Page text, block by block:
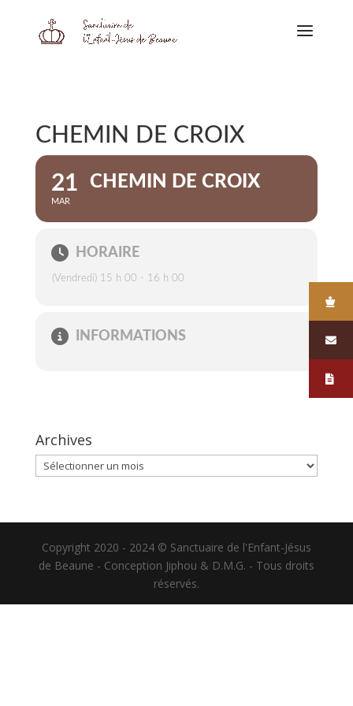
CHEMIN DE CROIX
21
MAR
CHEMIN DE CROIX
HORAIRE
(Vendredi) 15 h 00 - 16 h 00
INFORMATIONS
Archives
Archives
Copyright 2020 - 2024 © Sanctuaire de l'Enfant-Jésus
de Beaune - Conception Jiphou & D.M.G. - Tous droits
réservés.